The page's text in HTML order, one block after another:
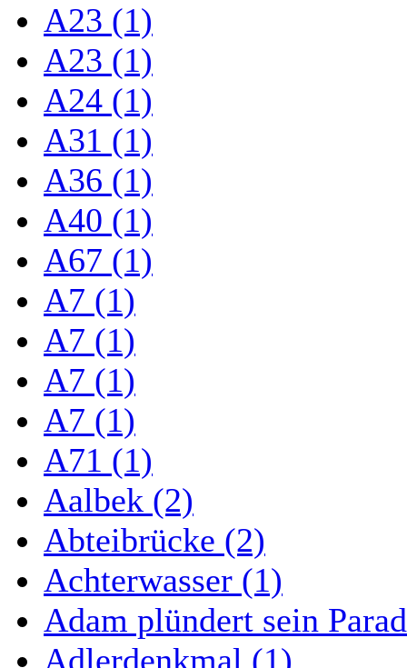
A23 (1)
A23 (1)
A24 (1)
A31 (1)
A36 (1)
A40 (1)
A67 (1)
A7 (1)
A7 (1)
A7 (1)
A7 (1)
A71 (1)
Aalbek (2)
Abteibrücke (2)
Achterwasser (1)
Adam plündert sein
Adlerdenkmal (1)